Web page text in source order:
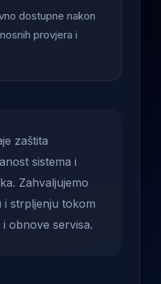
dostupne nakon
provjera i
zaštita
sistema i
Zahvaljujemo
i strpljenju tokom
obnove servisa.